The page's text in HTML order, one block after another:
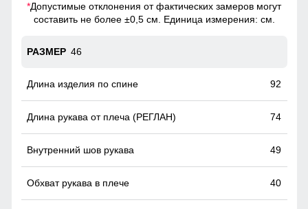
Это практичное и удобное решение для повседневного
использования. Они легко вмещают телефон, перчатки и
сумки. Карманы расположены удобно и защищены от
Куртка из натурального меха песца!
Этот стильный и теплый предмет гардероба не только
защитит вас от холода, но и сделает ваш образ
незабываемым. Идеальна для вечерних прогулок и
светских мероприятий. Привлекайте взгляды и ощущайте
себя королевой зимы!
*Допустимые отклонения от фактических замеров могут
составить не более ±0,5 см. Единица измерения: см.
46
92
74
49
40